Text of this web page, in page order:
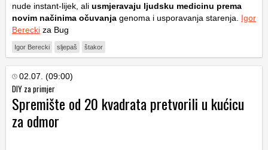
nude instant-lijek, ali usmjeravaju ljudsku medicinu prema
novim načinima očuvanja genoma i usporavanja starenja. Igor
Berecki za Bug
Igor Berecki sljepaš štakor
02.07. (09:00)
DIY za primjer
Spremište od 20 kvadrata pretvorili u kućicu
za odmor